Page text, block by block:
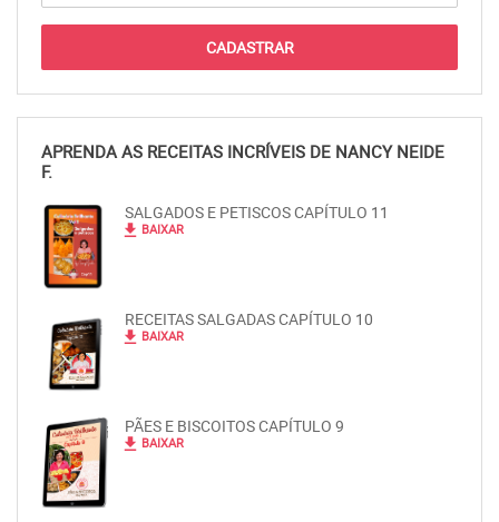
APRENDA AS RECEITAS INCRÍVEIS DE NANCY NEIDE
F.
SALGADOS E PETISCOS CAPÍTULO 11
file_download BAIXAR
RECEITAS SALGADAS CAPÍTULO 10
file_download BAIXAR
PÃES E BISCOITOS CAPÍTULO 9
file_download BAIXAR